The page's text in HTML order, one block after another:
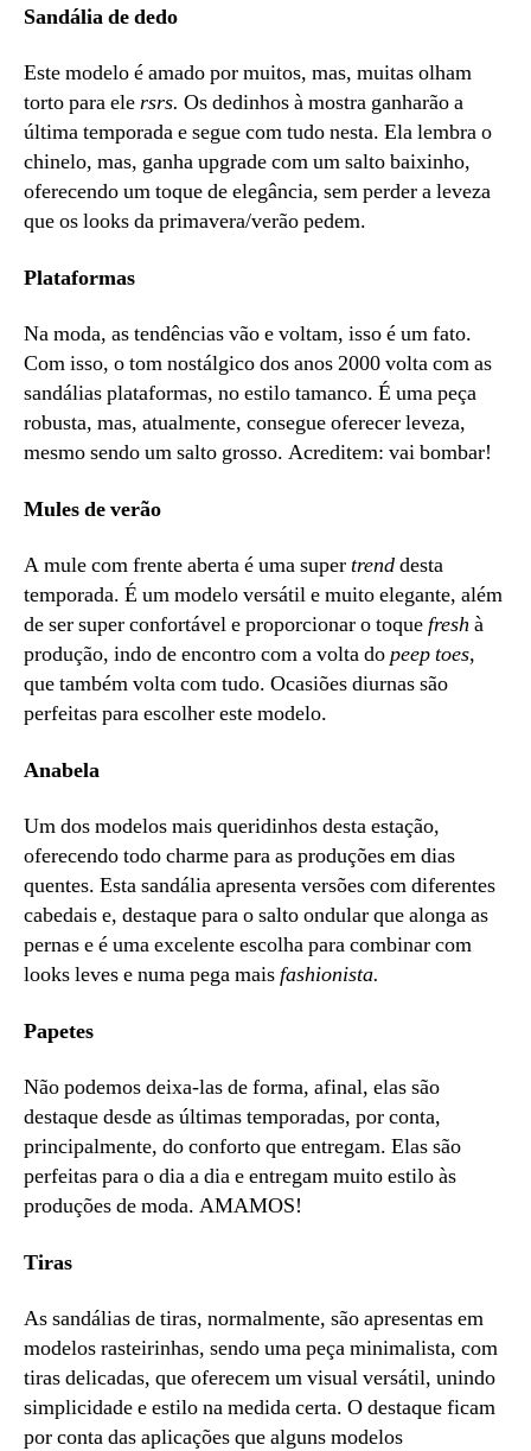
Sandália de dedo
Este modelo é amado por muitos, mas, muitas olham
torto para elersrs. Os dedinhos à mostra ganharão a
última temporada e segue com tudo nesta. Ela lembra o
chinelo, mas, ganha upgrade com um salto baixinho,
oferecendo um toque de elegância, sem perder a leveza
que os looks da primavera/verão pedem.
Plataformas
Na moda, as tendências vão e voltam, isso é um fato.
Com isso, o tom nostálgico dos anos 2000 volta com as
sandálias plataformas, no estilo tamanco. É uma peça
robusta, mas, atualmente, consegue oferecer leveza,
mesmo sendo um salto grosso. Acreditem: vai bombar!
Mules de verão
A mule com frente aberta é uma supertrenddesta
temporada. É um modelo versátil e muito elegante, além
de ser super confortável e proporcionar o toquefresh à
produção, indo de encontro com a volta dopeep toes,
que também volta com tudo. Ocasiões diurnas são
perfeitas para escolher este modelo.
Anabela
Um dos modelos mais queridinhos desta estação,
oferecendo todo charme para as produções em dias
quentes. Esta sandália apresenta versões com diferentes
cabedais e, destaque para o salto ondular que alonga as
pernas e é uma excelente escolha para combinar com
looks leves e numa pega maisfashionista.
Papetes
Não podemos deixa-las de forma, afinal, elas são
destaque desde as últimas temporadas, por conta,
principalmente, do conforto que entregam. Elas são
perfeitas para o dia a dia e entregam muito estilo às
produções de moda. AMAMOS!
Tiras
As sandálias de tiras, normalmente, são apresentas em
modelos rasteirinhas, sendo uma peça minimalista, com
tiras delicadas, que oferecem um visual versátil, unindo
simplicidade e estilo na medida certa. O destaque ficam
por conta das aplicações que alguns modelos